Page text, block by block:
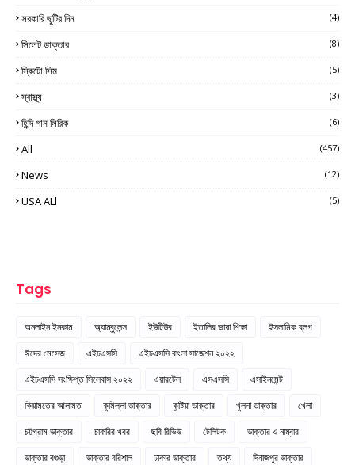
সরকারি ছুটির দিন (4)
সিলেট ডাক্তার (8)
স্কিটো সিম (5)
স্বাস্থ্য (3)
হিন্দি গান লিরিক (6)
All (457)
News (12)
USA ALl (5)
Tags
অনলাইন ইনকাম অ্যাম্বুলেন্স ইউটিউব ইতালির ভাষা শিক্ষা
ইসলামিক ব্লগ
ঈদের মেসেজ
এইচএসসি
এইচএসসি বাংলা সাজেশন ২০২২
এইচএসসি সংক্ষিপ্ত সিলেবাস ২০২২
এয়ারটেল এসএসসি
এসাইনমেন্ট
কিয়ামতের আলামত
কুমিল্লা ডাক্তার কুষ্টিয়া ডাক্তার খুলনা ডাক্তার
খেলা
চট্টগ্রাম ডাক্তার
চাকরির খবর ছবি রিভিউ টেলিটক
ডাক্তার ও নাম্বার
ডাক্তার বগুড়া
ডাক্তার বরিশাল ঢাকার ডাক্তার তথ্য
দিনাজপুর ডাক্তার